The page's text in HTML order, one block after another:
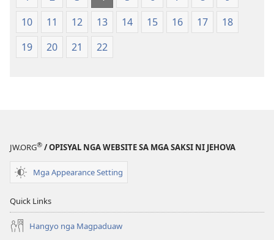
Kasulatan
(Gihubad
New
Holy
Kasulatan
(Gihubad
New
Holy
10
11 12 13 14 15 16 17
18
19
20 21 22
JW.ORG® / OPISYAL NGA WEBSITE SA MGA SAKSI NI JEHOVA
Mga Appearance Setting
Quick Links
Hangyo nga Magpaduaw